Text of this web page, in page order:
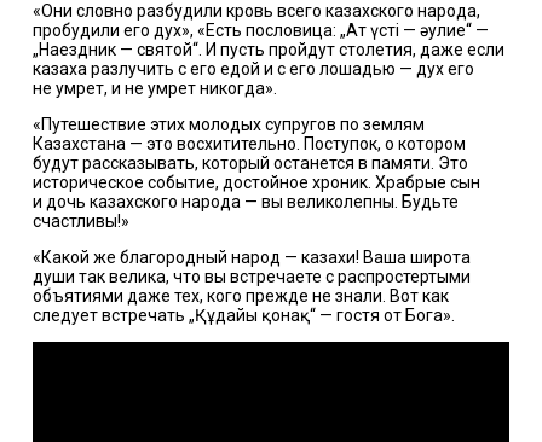
«Они словно разбудили кровь всего казахского народа,
пробудили его дух», «Есть пословица: „Ат үсті — әулие“ —
„Наездник — святой“. И пусть пройдут столетия, даже если
казаха разлучить с его едой и с его лошадью — дух его
не умрет, и не умрет никогда».
«Путешествие этих молодых супругов по землям
Казахстана — это восхитительно. Поступок, о котором
будут рассказывать, который останется в памяти. Это
историческое событие, достойное хроник. Храбрые сын
и дочь казахского народа — вы великолепны. Будьте
счастливы!»
«Какой же благородный народ — казахи! Ваша широта
души так велика, что вы встречаете с распростертыми
объятиями даже тех, кого прежде не знали. Вот как
следует встречать „Құдайы қонақ“ — гостя от Бога».